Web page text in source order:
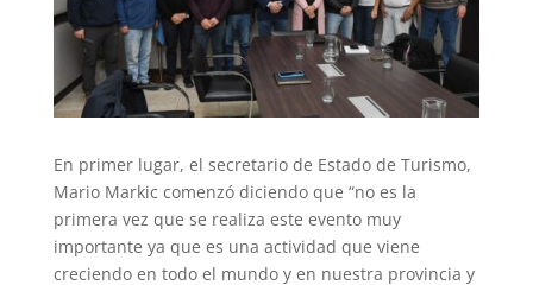
En primer lugar, el secretario de Estado de Turismo,
Mario Markic comenzó diciendo que “no es la
primera vez que se realiza este evento muy
importante ya que es una actividad que viene
creciendo en todo el mundo y en nuestra provincia y